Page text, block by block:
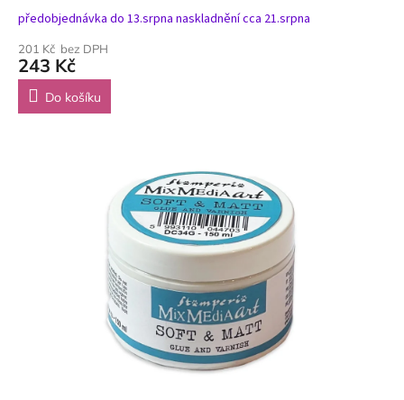
předobjednávka do 13.srpna naskladnění cca 21.srpna
201 Kč bez DPH
243 Kč
Do košíku